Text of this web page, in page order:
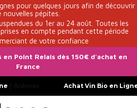
pour quelques jours afin de découvrir
nouvelles pépites.
du 1er au 24 août. Toutes les
en compte pendant cette période
de votre confiance
Point Relais dès 150€ d'achat en
France
Achat Vin Bio en